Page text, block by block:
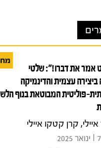
אמר את דברו!": שלטי
עצמית והדינמיקה
פוליטית המבוטאת בנוף
איילי, קרן קטקו איילי